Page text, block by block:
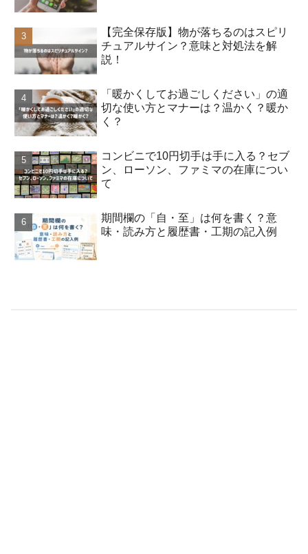
【完全保存版】物が落ちるのはスピリ
チュアルサイン？意味と対処法を解
説！
「暖かくしてお過ごしください」の適
切な使い方とマナーは？温かく？暖か
く？
コンビニで10円切手は手に入る？セブ
ン、ローソン、ファミマの在庫につい
て
期間欄の「自・至」は何を書く？意
味・読み方と履歴書・工期の記入例